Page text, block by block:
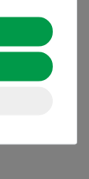
&
Schulungen